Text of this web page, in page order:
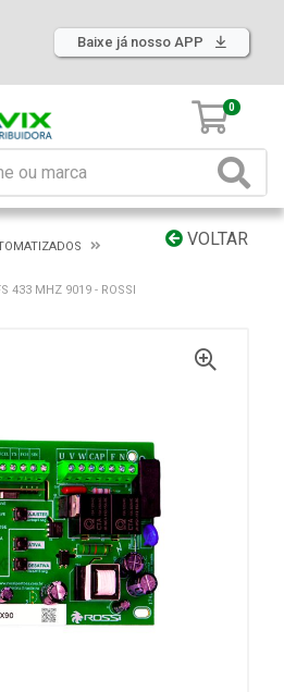
Baixe já nosso APP
0
VOLTAR
433 MHZ 9019 - ROSSI